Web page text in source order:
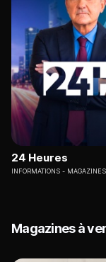
24 Heures
INFORMATIONS MAGAZINES
Magazines à